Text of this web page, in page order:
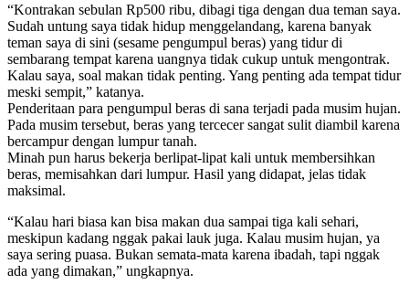
“Kontrakan sebulan Rp500 ribu, dibagi tiga dengan dua teman saya.
Sudah untung saya tidak hidup menggelandang, karena banyak
teman saya di sini (sesame pengumpul beras) yang tidur di
sembarang tempat karena uangnya tidak cukup untuk mengontrak.
Kalau saya, soal makan tidak penting. Yang penting ada tempat tidur
meski sempit,” katanya.
Penderitaan para pengumpul beras di sana terjadi pada musim hujan.
Pada musim tersebut, beras yang tercecer sangat sulit diambil karena
bercampur dengan lumpur tanah.
Minah pun harus bekerja berlipat-lipat kali untuk membersihkan
beras, memisahkan dari lumpur. Hasil yang didapat, jelas tidak
maksimal.
“Kalau hari biasa kan bisa makan dua sampai tiga kali sehari,
meskipun kadang nggak pakai lauk juga. Kalau musim hujan, ya
saya sering puasa. Bukan semata-mata karena ibadah, tapi nggak
ada yang dimakan,” ungkapnya.